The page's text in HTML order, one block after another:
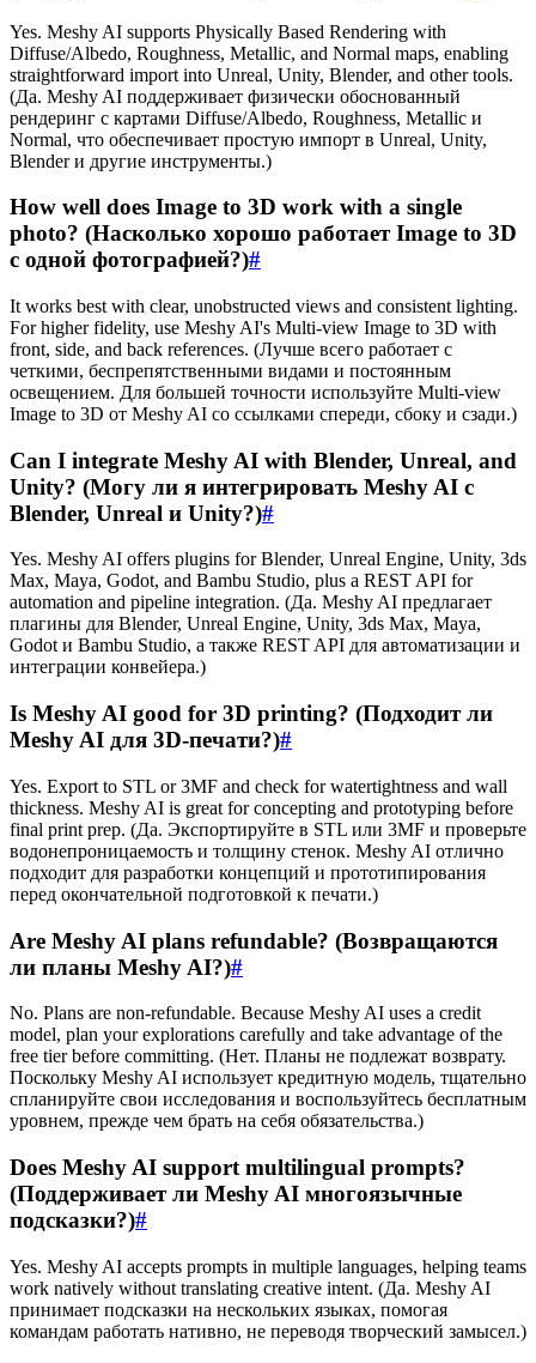
Yes. Meshy AI supports Physically Based Rendering with
Diffuse/Albedo, Roughness, Metallic, and Normal maps, enabling
straightforward import into Unreal, Unity, Blender, and other tools.
(Да. Meshy AI поддерживает физически обоснованный
рендеринг с картами Diffuse/Albedo, Roughness, Metallic и
Normal, что обеспечивает простую импорт в Unreal, Unity,
Blender и другие инструменты.)
How well does Image to 3D work with a single
photo? (Насколько хорошо работает Image to 3D
с одной фотографией?)#
It works best with clear, unobstructed views and consistent lighting.
For higher fidelity, use Meshy AI's Multi-view Image to 3D with
front, side, and back references. (Лучше всего работает с
четкими, беспрепятственными видами и постоянным
освещением. Для большей точности используйте Multi-view
Image to 3D от Meshy AI со ссылками спереди, сбоку и сзади.)
Can I integrate Meshy AI with Blender, Unreal, and
Unity? (Могу ли я интегрировать Meshy AI с
Blender, Unreal и Unity?)#
Yes. Meshy AI offers plugins for Blender, Unreal Engine, Unity, 3ds
Max, Maya, Godot, and Bambu Studio, plus a REST API for
automation and pipeline integration. (Да. Meshy AI предлагает
плагины для Blender, Unreal Engine, Unity, 3ds Max, Maya,
Godot и Bambu Studio, а также REST API для автоматизации и
интеграции конвейера.)
Is Meshy AI good for 3D printing? (Подходит ли
Meshy AI для 3D-печати?)#
Yes. Export to STL or 3MF and check for watertightness and wall
thickness. Meshy AI is great for concepting and prototyping before
final print prep. (Да. Экспортируйте в STL или 3MF и проверьте
водонепроницаемость и толщину стенок. Meshy AI отлично
подходит для разработки концепций и прототипирования
перед окончательной подготовкой к печати.)
Are Meshy AI plans refundable? (Возвращаются
ли планы Meshy AI?)#
No. Plans are non-refundable. Because Meshy AI uses a credit
model, plan your explorations carefully and take advantage of the
free tier before committing. (Нет. Планы не подлежат возврату.
Поскольку Meshy AI использует кредитную модель, тщательно
спланируйте свои исследования и воспользуйтесь бесплатным
уровнем, прежде чем брать на себя обязательства.)
Does Meshy AI support multilingual prompts?
(Поддерживает ли Meshy AI многоязычные
подсказки?)#
Yes. Meshy AI accepts prompts in multiple languages, helping teams
work natively without translating creative intent. (Да. Meshy AI
принимает подсказки на нескольких языках, помогая
командам работать нативно, не переводя творческий замысел.)